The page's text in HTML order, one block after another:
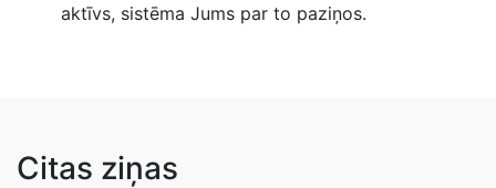
aktīvs, sistēma Jums par to paziņos.
Citas ziņas